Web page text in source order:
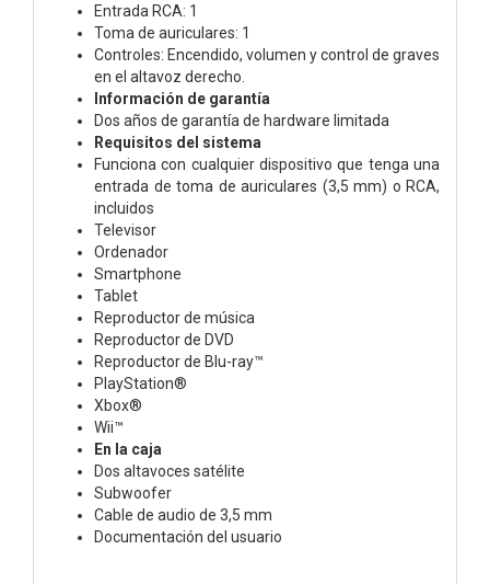
Entrada RCA: 1
Toma de auriculares: 1
Controles: Encendido, volumen y control de graves
en el altavoz derecho.
Información de garantía
Dos años de garantía de hardware limitada
Requisitos del sistema
Funciona con cualquier dispositivo que tenga una
entrada de toma de auriculares (3,5 mm) o RCA,
incluidos
Televisor
Ordenador
Smartphone
Tablet
Reproductor de música
Reproductor de DVD
Reproductor de Blu-ray™
PlayStation®
Xbox®
Wii™
En la caja
Dos altavoces satélite
Subwoofer
Cable de audio de 3,5 mm
Documentación del usuario